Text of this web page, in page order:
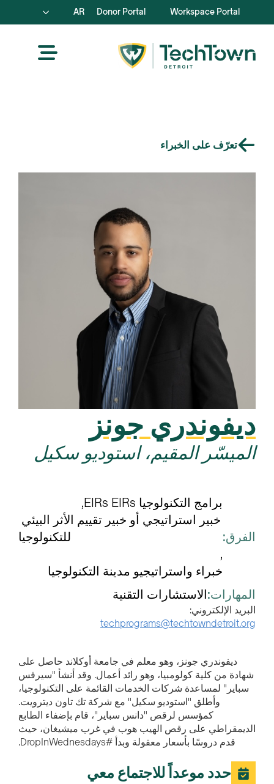
Workspace Portal
Donor Portal
AR
تعرّف على الخبراء
ديفوندري جونز
الميسّر المقيم، استوديو سكيل
الفرق:
برامج التكنولوجيا EIRs EIRs
خبير استراتيجي أو خبير تقييم الأثر البيئي
للتكنولوجيا
خبراء واستراتيجيو مدينة التكنولوجيا
المهارات:الاستشارات التقنية
البريد الإلكتروني:
techprograms@techtowndetroit.org
ديفوندري جونز، وهو معلم في جامعة أوكلاند حاصل على
شهادة من كلية كولومبيا، وهو رائد أعمال. وقد أنشأ "سيرفس
سباير" لمساعدة شركات الخدمات القائمة على التكنولوجيا،
وأطلق "استوديو سكيل" مع شركة تك تاون ديترويت.
كمؤسس لرقص "دانس سباير"، قام بإضفاء الطابع
الديمقراطي على رقص الهيب هوب في غرب ميشيغان، حيث
قدم دروسًا بأسعار معقولة وبدأ #DropInWednesdays.
حدد موعداً للاجتماع معي